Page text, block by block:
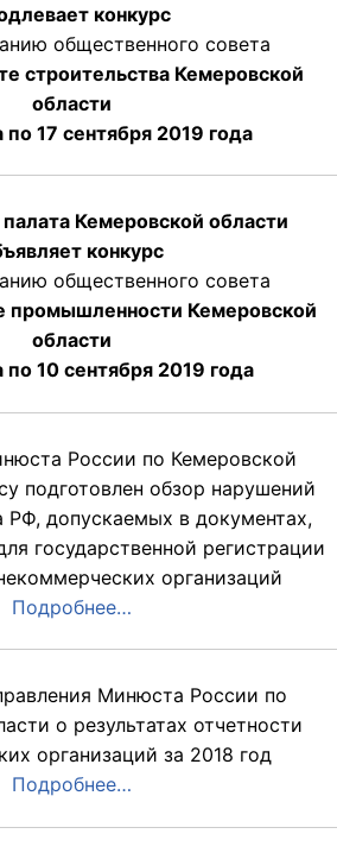
конкурс
общественного совета
строительства Кемеровской
области
по 17 сентября 2019 года
Кемеровской области
конкурс
общественного совета
промышленности Кемеровской
области
по 10 сентября 2019 года
России по Кемеровской
подготовлен обзор нарушений
РФ, допускаемых в документах,
государственной регистрации
организаций
Подробнее…
Минюста России по
о результатах отчетности
организаций за 2018 год
Подробнее…